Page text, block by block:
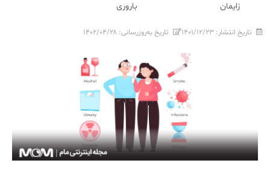
زایمان
باروری
تاریخ انتشار: ۱۴۰۱/۱۲/۲۳ تاریخ به‌روزرسانی: ۱۴۰۲/۰۴/۲۸